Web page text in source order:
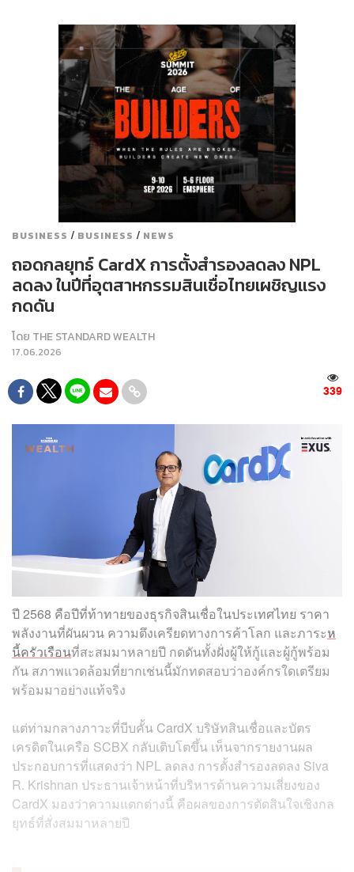
BUSINESS / BUSINESS / NEWS
ถอดกลยุทธ์ CardX การตั้งสำรองลดลง NPL
ลดลง ในปีที่อุตสาหกรรมสินเชื่อไทยเผชิญแรง
กดดัน
โดย THE STANDARD WEALTH
17.06.2026
339
ปี 2568 คือปีที่ท้าทายของธุรกิจสินเชื่อในประเทศไทย ราคา
พลังงานที่ผันผวน ความตึงเครียดทางการค้าโลก และภาระห
นี้ครัวเรือนที่สะสมมาหลายปี กดดันทั้งฝั่งผู้ให้กู้และผู้กู้พร้อม
กัน สภาพแวดล้อมที่ยากเช่นนี้มักทดสอบว่าองค์กรใดเตรียม
พร้อมมาอย่างแท้จริง
แต่ท่ามกลางภาวะที่บีบคั้น CardX บริษัทสินเชื่อและบัตร
เครดิตในเครือ SCBX กลับเติบโตขึ้น เห็นจากรายงานผล
ประกอบการที่แสดงว่า NPL ลดลง การตั้งสำรองลดลง Siva
R. Krishnan ประธานเจ้าหน้าที่บริหารด้านความเสี่ยงของ
CardX มองว่าความแตกต่างนี้ คือผลของการตัดสินใจเชิงกล
ยุทธ์ที่สั่งสมมาหลายปี